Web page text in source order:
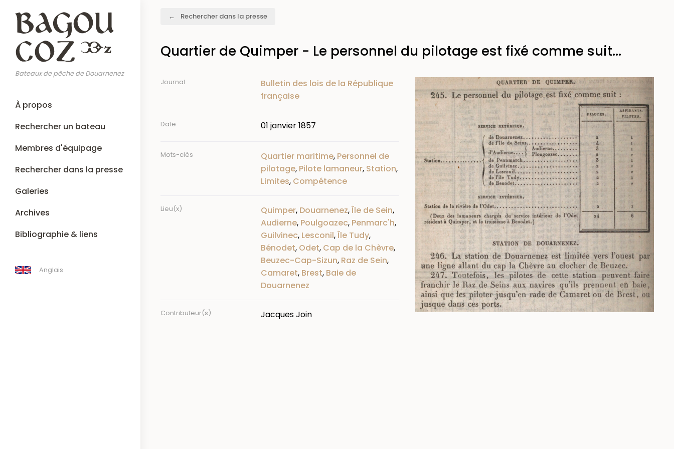
contenu
principal
Bateaux de pêche de Douarnenez
Main
navigation
À propos
Rechercher un bateau
Membres d'équipage
Rechercher dans la presse
Galeries
Archives
Bibliographie & liens
Anglais
Rechercher dans la presse
Quartier de Quimper - Le personnel du pilotage est fixé comme suit...
Journal
Bulletin des lois de la République
française
Date 01 janvier 1857
Mots-clés Quartier maritime, Personnel de
pilotage, Pilote lamaneur, Station,
Limites, Compétence
Lieu(x) Quimper, Douarnenez,Île de Sein,
Audierne, Poulgoazec, Penmarc'h,
Guilvinec, Lesconil,Île Tudy,
Bénodet, Odet, Cap de la Chèvre,
Beuzec-Cap-Sizun, Raz de Sein,
Camaret, Brest, Baie de
Douarnenez
Contributeur(s) Jacques Join